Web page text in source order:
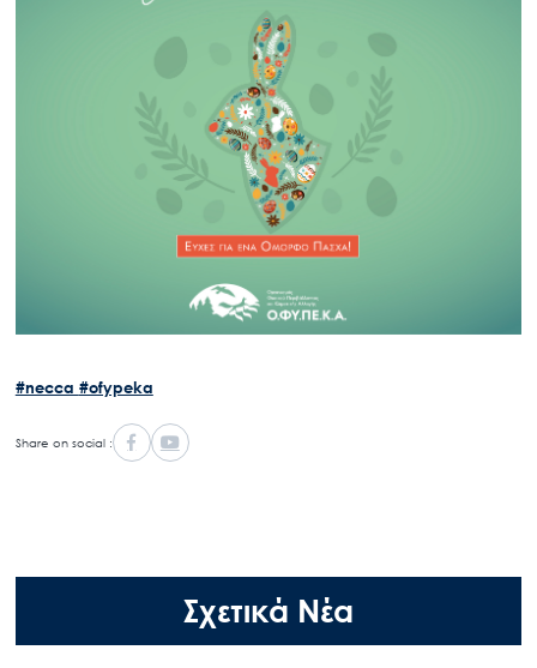
#necca #ofypeka
Share on social :
Σχετικά Νέα